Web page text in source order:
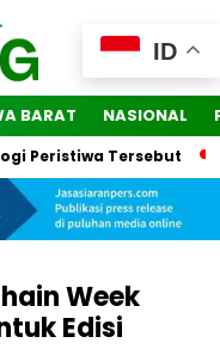
BARAT NASIONAL
Tersebut 2
Week
Edisi
ID